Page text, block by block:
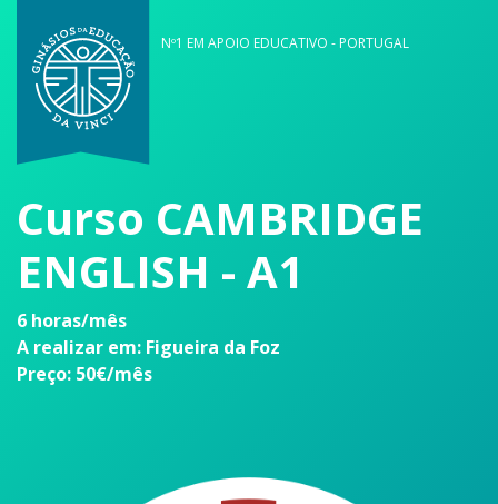
Nº1 EM APOIO EDUCATIVO - PORTUGAL
Curso CAMBRIDGE
ENGLISH - A1
6 horas/mês
A realizar em: Figueira da Foz
Preço: 50€/mês